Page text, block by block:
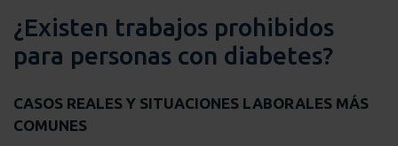
¿Existen trabajos prohibidos
para personas con diabetes?
CASOS REALES Y SITUACIONES LABORALES MÁS
COMUNES